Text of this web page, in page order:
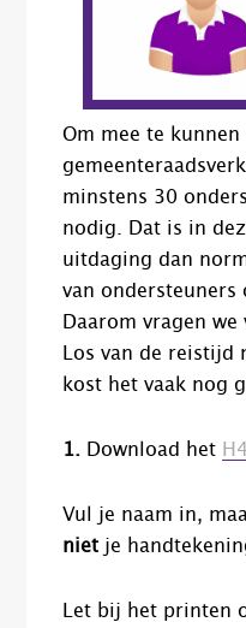
Om mee te kunnen
minstens 30
nodig. Dat is in
uitdaging dan
van ondersteuners
Daarom vragen
Los van de reistijd
kost het vaak nog
1. Download het
Vul je naam in,
niet je
Let bij het printen